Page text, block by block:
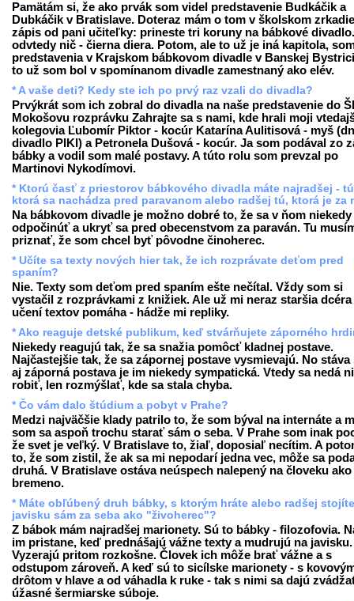
Pamätám si, že ako prvák som videl predstavenie Budkáčik a
Dubkáčik v Bratislave. Doteraz mám o tom v školskom
zápis od pani učiteľky: prineste tri koruny na bábkové
odvtedy nič - čierna diera. Potom, ale to už je iná kapitola,
predstavenia v Krajskom bábkovom divadle v Banskej
to už som bol v spomínanom divadle zamestnaný ako elév.
* A vaše deti? Kedy ste ich po prvý raz vzali do divadla?
Prvýkrát som ich zobral do divadla na naše predstavenie do
Mokošovu rozprávku Zahrajte sa s nami, kde hrali moji
kolegovia Ľubomír Piktor - kocúr Katarína Aulitisová - myš
divadlo PIKI) a Petronela Dušová - kocúr. Ja som podával zo
bábky a vodil som malé postavy. A túto rolu som prevzal po
Martinovi Nykodímovi.
* Ktorú časť z priestorov bábkového divadla máte najradšej -
ktorá sa nachádza pred paravanom alebo radšej tú, ktorá je za
Na bábkovom divadle je možno dobré to, že sa v ňom niekedy
odpočinúť a ukryť sa pred obecenstvom za paraván. Tu
priznať, že som chcel byť pôvodne činoherec.
* Učíte sa texty nových hier tak, že ich rozprávate deťom pred
spaním?
Nie. Texty som deťom pred spaním ešte nečítal. Vždy som si
vystačil z rozprávkami z knižiek. Ale už mi neraz staršia
učení textov pomáha - hádže mi repliky.
* Ako reaguje detské publikum, keď stvárňujete záporného
Niekedy reagujú tak, že sa snažia pomôcť kladnej postave.
Najčastejšie tak, že sa zápornej postave vysmievajú. No stáva
aj záporná postava je im niekedy sympatická. Vtedy sa nedá
robiť, len rozmýšlať, kde sa stala chyba.
* Čo vám dalo štúdium a pobyt v Prahe?
Medzi najväčšie klady patrilo to, že som býval na internáte a
som sa aspoň trochu starať sám o seba. V Prahe som inak
že svet je veľký. V Bratislave to, žiaľ, doposiaľ necítim. A
to, že som zistil, že ak sa mi nepodarí jedna vec, môže sa
druhá. V Bratislave ostáva neúspech nalepený na človeku ako
bremeno.
* Máte obľúbený druh bábky, s ktorým hráte alebo radšej
javisku sám za seba ako "živoherec"?
Z bábok mám najradšej marionety. Sú to bábky - filozofovia.
im pristane, keď prednášajú vážne texty a mudrujú na javisku.
Vyzerajú pritom rozkošne. Človek ich môže brať vážne a s
odstupom zároveň. A keď sú to sicílske marionety - s
drôtom v hlave a od váhadla k ruke - tak s nimi sa dajú
úžasné šermiarske súboje.